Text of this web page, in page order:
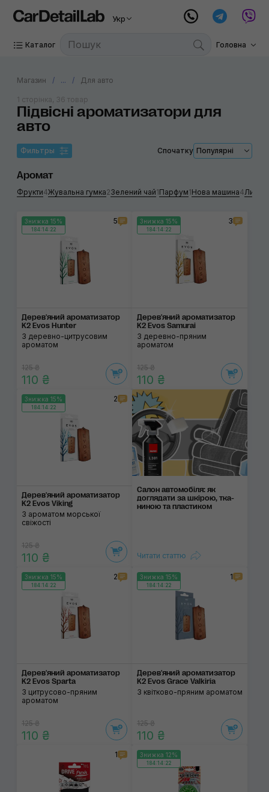
Укр
Каталог Головна
Магазин ... Для авто
Підвісні ароматизатори для
авто
1 сторінка, 36 товар
Фильтры Спочатку Популярні
Аромат
Фрукти4Жувальна гумка2Зелений чай1Парфум1Нова машина4Лимон
Знижка 15%
184:14:22
5
Дерев'яний ароматизатор
K2 Evos Hunter
З деревно-цитрусовим
ароматом
125 ₴
110 ₴
Знижка 15%
184:14:22
3
Дерев'яний ароматизатор
K2 Evos Samurai
З деревно-пряним
ароматом
125 ₴
110 ₴
Знижка 15%
184:14:22
2
Дерев'яний ароматизатор
K2 Evos Viking
З ароматом морської
свіжості
125 ₴
110 ₴
Салон автомобіля: як
догляда­ти за шкі­рою, тка­
ни­ною та пла­сти­ком
Читати статтю
Знижка 15%
184:14:22
2
Дерев'яний ароматизатор
K2 Evos Sparta
З цитрусово-пряним
ароматом
125 ₴
110 ₴
Знижка 15%
184:14:22
1
Дерев'яний ароматизатор
K2 Evos Grace Valkiria
З квітково-пряним ароматом
125 ₴
110 ₴
1 Знижка 12%
184:14:22